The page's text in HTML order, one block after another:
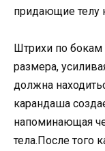
придающие телу
Штрихи по бокам
размера,
должна
карандаша
напоминающая
тела.После того